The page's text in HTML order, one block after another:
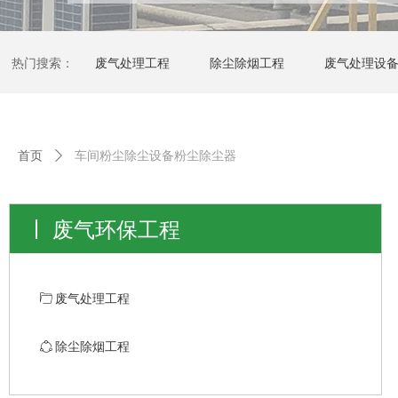
首页 ꄲ 车间粉尘除尘设备粉尘除尘器
ꄁ 废气处理工程
ꁢ 除尘除烟工程
废气环保工程
热门搜索： 废气处理工程 除尘除烟工程 废气处理设